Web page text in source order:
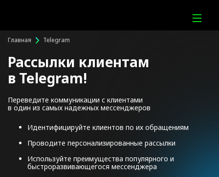
Главная Telegram
Рассылки клиентам
в Telegram!
Переведите коммуникации с клиентами
в один из самых надежных мессенджеров
Идентифицируйте клиентов по их обращениям
Проводите персонализированные рассылки
Используйте преимущества популярного и
быстроразвивающегося мессенджера